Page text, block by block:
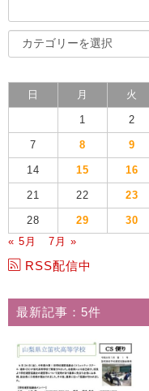
日 月 火
1 2
7 8 9
14 15 16
21 22 23
28 29
30
« 5月
7月 »
RSS配信中
最新記事：5件